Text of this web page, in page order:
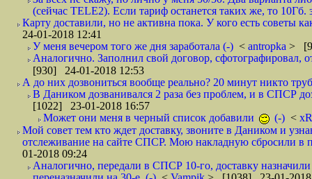
(сейчас TELE2). Если тариф останется таких же, то
Карту доставили, но не активна пока. У кого есть советы
24-01-2018 12:41
У меня вечером того же дня заработала (-) < antropka >
Аналогично. Заполнил свой договор,
[930] 24-01-2018 12:53
А до них дозвониться вообще реально? 20 минут никто
В Даником дозванивался 2 раза без проблем, и в СПСР
[1022] 23-01-2018 16:57
Может они меня в черный список добавили
(-) <
Мой совет тем кто ждет доставку, звоните в Даником и
отслеживание на сайте СПСР. Мою накладную сбросили
01-2018 09:24
Аналогично, передали в СПСР 10-го, доставку